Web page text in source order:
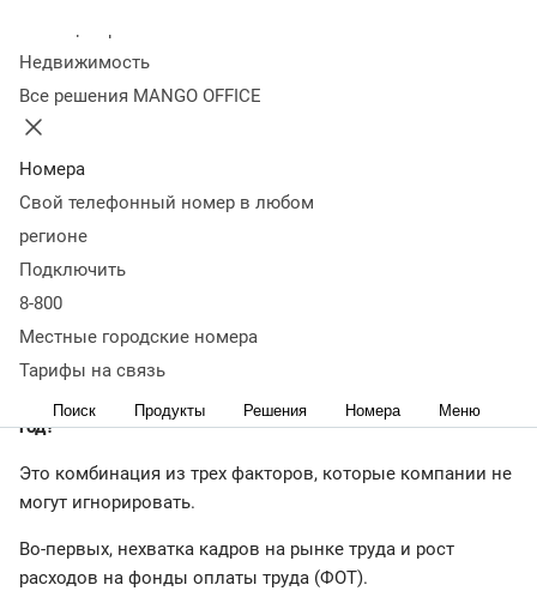
Недвижимость
Все решения MANGO OFFICE
Номера
Свой телефонный номер в любом
регионе
Подключить
8-800
Местные городские номера
Тарифы на связь
Поиск Продукты Решения Номера Меню
жить компаниям
24 апреля 202461 136
Как крупному бизнесу работать в условиях нехватки
кадров, высокой ставки ЦБ и удорожания клиентского
сервисов для бизнес-коммуникаций Mango Office
Дмитрий Бызов
— Российские компании третий год подряд будут
работать по особым правилам. Что генеральные
год?
Это комбинация из трех факторов, которые компании не
могут игнорировать.
Во-первых, нехватка кадров на рынке труда и рост
расходов на фонды оплаты труда (ФОТ).